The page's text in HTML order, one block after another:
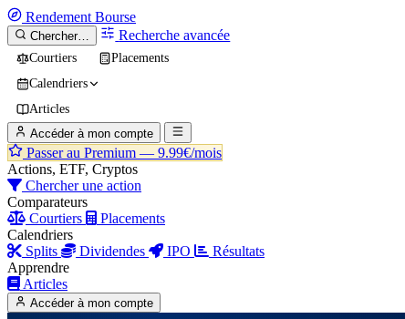
Rendement Bourse
Chercher… Recherche avancée
Courtiers
Placements
Calendriers
Articles
Accéder à mon compte
Passer au Premium — 9.99€/mois
Actions, ETF, Cryptos
Chercher une action
Comparateurs
Courtiers
Placements
Calendriers
Splits
Dividendes IPO
Résultats
Apprendre
Articles
Accéder à mon compte